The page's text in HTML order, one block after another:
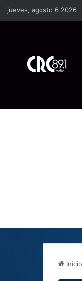
jueves, agosto 6 2026
Inicio